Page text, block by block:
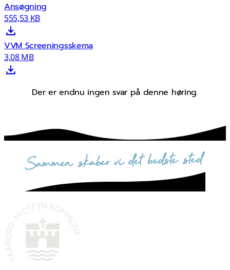
Ansøgning
555,53 KB
VVM Screeningsskema
3,08 MB
Der er endnu ingen svar på denne høring.
sammen skaber vi det bedste sted